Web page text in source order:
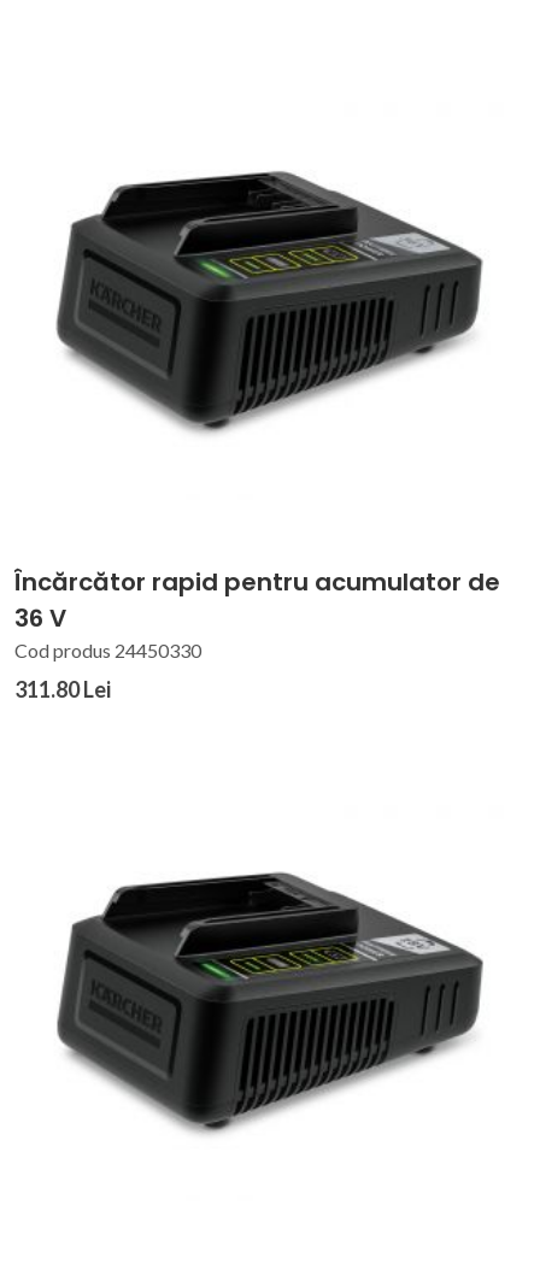
Încărcător rapid pentru acumulator de
36 V
Cod produs 24450330
311.80 Lei